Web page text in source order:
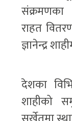
संक्रमणका
राहत
ज्ञानेन्द्र
देशका
शाहीको